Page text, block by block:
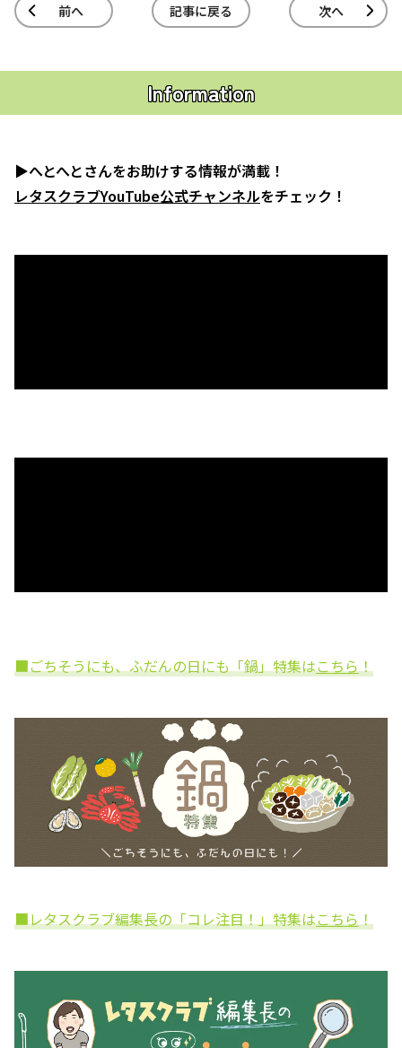
前へ 記事に戻る 次へ
Information
▶へとへとさんをお助けする情報が満載！
レタスクラブYouTube公式チャンネルをチェック！
■ごちそうにも、ふだんの日にも「鍋」特集はこちら ！
■レタスクラブ編集長の「コレ注目！」特集はこちら！